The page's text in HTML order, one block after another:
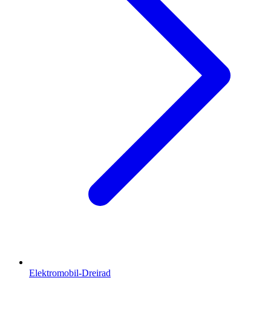
Elektromobil-Dreirad